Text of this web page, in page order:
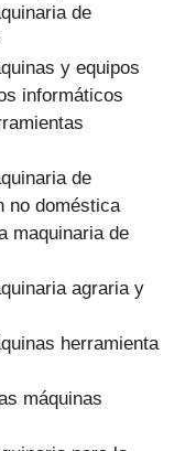
de
y equipos
informáticos
de
no doméstica
maquinaria de
agraria y
herramienta
máquinas